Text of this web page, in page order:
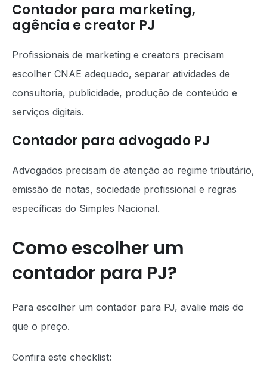
Contador para marketing,
agência e creator PJ
Profissionais de marketing e creators precisam
escolher CNAE adequado, separar atividades de
consultoria, publicidade, produção de conteúdo e
serviços digitais.
Contador para advogado PJ
Advogados precisam de atenção ao regime tributário,
emissão de notas, sociedade profissional e regras
específicas do Simples Nacional.
Como escolher um
contador para PJ?
Para escolher um contador para PJ, avalie mais do
que o preço.
Confira este checklist: